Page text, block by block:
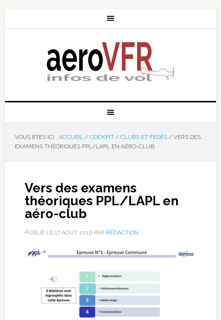
VOUS ÊTES ICI : ACCUEIL / COCKPIT / CLUBS ET FÉDÉS /VERS DES
EXAMENS THÉORIQUES PPL/LAPL EN AÉRO-CLUB
Vers des examens
théoriques PPL/LAPL en
aéro-club
PUBLIÉ LE 17 AOÛT 2016PAR RÉDACTION